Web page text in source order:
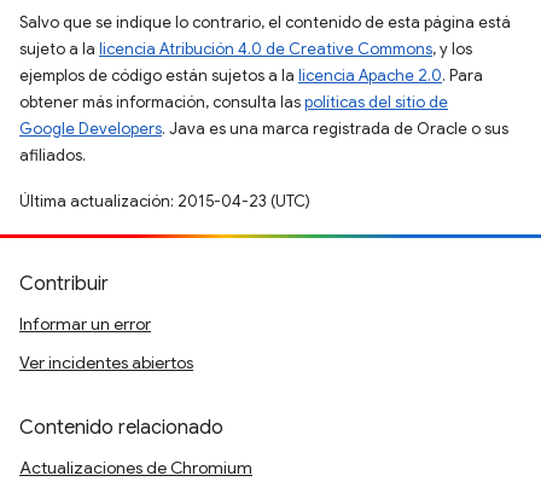
Salvo que se indique lo contrario, el contenido de esta página está
sujeto a la licencia Atribución 4.0 de Creative Commons, y los
ejemplos de código están sujetos a la licencia Apache 2.0. Para
obtener más información, consulta laspolíticas del sitio de
Google Developers. Java es una marca registrada de Oracle o sus
afiliados.
Última actualización: 2015-04-23 (UTC)
Contribuir
Informar un error
Ver incidentes abiertos
Contenido relacionado
Actualizaciones de Chromium